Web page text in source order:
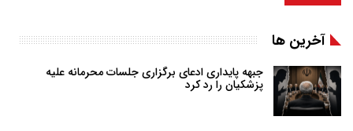
آخرین ها
جبهه پایداری ادعای برگزاری جلسات محرمانه علیه
پزشکیان را رد کرد